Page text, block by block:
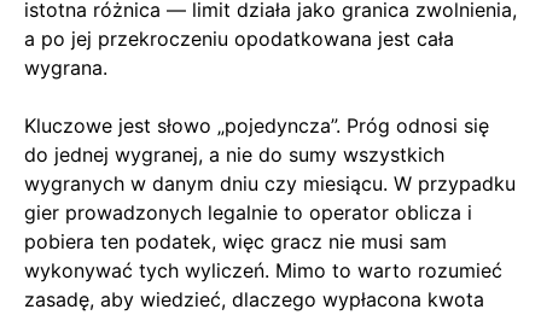
istotna różnica — limit działa jako granica zwolnienia,
a po jej przekroczeniu opodatkowana jest cała
wygrana.
Kluczowe jest słowo „pojedyncza”. Próg odnosi się
do jednej wygranej, a nie do sumy wszystkich
wygranych w danym dniu czy miesiącu. W przypadku
gier prowadzonych legalnie to operator oblicza i
pobiera ten podatek, więc gracz nie musi sam
wykonywać tych wyliczeń. Mimo to warto rozumieć
zasadę, aby wiedzieć, dlaczego wypłacona kwota